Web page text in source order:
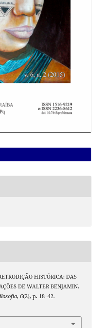
HISTÓRICA: DAS
DE WALTER BENJAMIN.
, 6(2), p. 18–42.